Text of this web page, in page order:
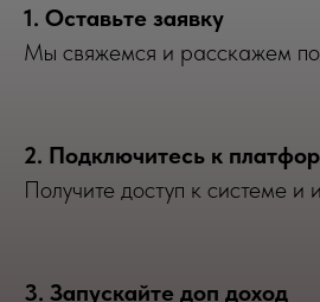
1. Оставьте заявку
Мы свяжемся и расскажем
2. Подключитесь к
Получите доступ к системе и
3. Запускайте доп доход